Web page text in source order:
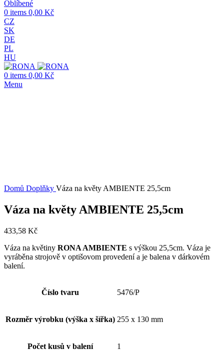
Oblíbené
0 items 0,00 Kč
CZ
SK
DE
PL
HU
0 items 0,00 Kč
Menu
Domů Doplňky Váza na květy AMBIENTE 25,5cm
Váza na květy AMBIENTE 25,5cm
433,58 Kč
Váza na květiny RONA AMBIENTE s výškou 25,5cm. Váza je
vyráběna strojově v optišovom provedení a je balena v dárkovém
balení.
Číslo tvaru 5476/P
Rozměr výrobku (výška x šířka) 255 x 130 mm
Počet kusů v balení 1